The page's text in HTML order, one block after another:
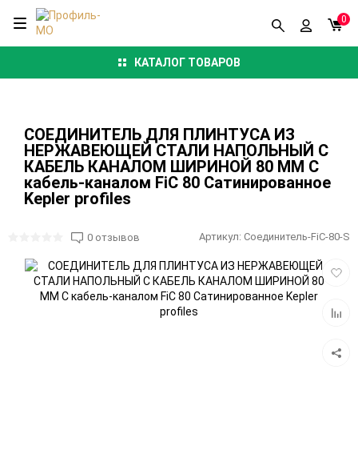
КАТАЛОГ ТОВАРОВ
0
CОЕДИНИТЕЛЬ ДЛЯ ПЛИНТУСА ИЗ
НЕРЖАВЕЮЩЕЙ СТАЛИ НАПОЛЬНЫЙ С
КАБЕЛЬ КАНАЛОМ ШИРИНОЙ 80 ММ С
кабель-каналом FiC 80 Сатинированное
Kepler profiles
в
Артикул: Соединитель-FiC-80-S
0 отзывов